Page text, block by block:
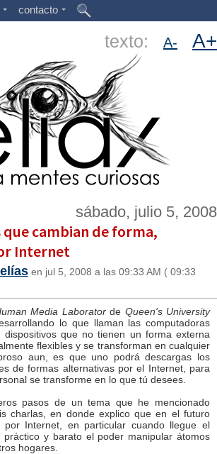
contacto
texto: A- A+
sábado, julio 5, 2008
cambian de forma,
Internet
en jul 5, 2008 a las 09:33 AM ( 09:33
Media Laboratorde Queen's University
lo que llaman las computadoras
dispositivos que no tienen un forma externa
flexibles y se transforman en cualquier
aun, es que uno podrá descargas los
de formas alternativas por el Internet, para
se transforme en lo que tú desees.
pasos de un tema que he mencionado
charlas, en donde explico que en el futuro
por Internet, en particular cuando llegue el
y barato el poder manipular átomos
hogares.